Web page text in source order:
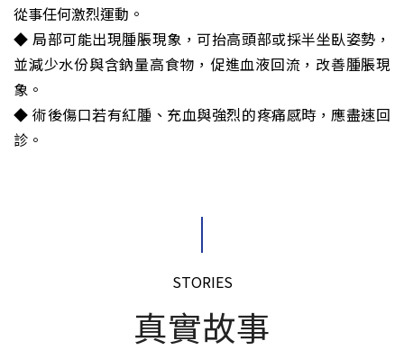
從事任何激烈運動。
◆ 局部可能出現腫脹現象，可抬高頭部或採半坐臥姿勢，
並減少水份與含鈉量高食物，促進血液回流，改善腫脹現
象。
◆術後傷口若有紅腫、充血與強烈的疼痛感時，應盡速回
診。
STORIES
真實故事